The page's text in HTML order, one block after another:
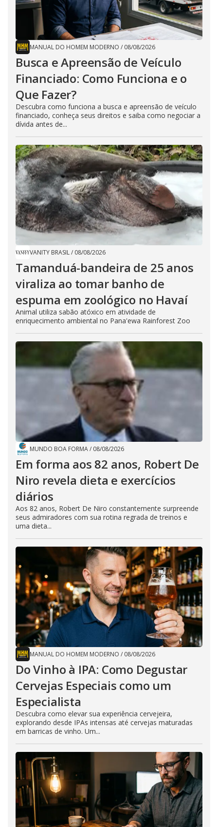
MANUAL DO HOMEM MODERNO / 08/08/2026
Busca e Apreensão de Veículo
Financiado: Como Funciona e o
Que Fazer?
Descubra como funciona a busca e apreensão de veículo
financiado, conheça seus direitos e saiba como negociar a
dívida antes de...
VANITY BRASIL/ 08/08/2026
Tamanduá-bandeira de 25 anos
viraliza ao tomar banho de
espuma em zoológico no Havaí
Animal utiliza sabão atóxico em atividade de
enriquecimento ambiental no Pana'ewa Rainforest Zoo
MUNDO BOA FORMA/ 08/08/2026
Em forma aos 82 anos, Robert De
Niro revela dieta e exercícios
diários
Aos 82 anos, Robert De Niro constantemente surpreende
seus admiradores com sua rotina regrada de treinos e
uma dieta...
MANUAL DO HOMEM MODERNO / 08/08/2026
Do Vinho à IPA: Como Degustar
Cervejas Especiais como um
Especialista
Descubra como elevar sua experiência cervejeira,
explorando desde IPAs intensas até cervejas maturadas
em barricas de vinho. Um...